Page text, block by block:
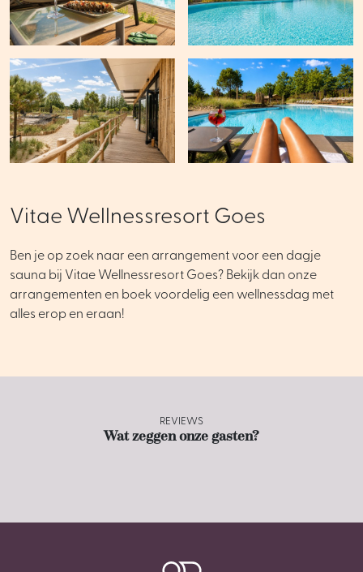
Vitae Wellnessresort Goes
Ben je op zoek naar een arrangement voor een dagje
sauna bij Vitae Wellnessresort Goes? Bekijk dan onze
arrangementen en boek voordelig een wellnessdag met
alles erop en eraan!
REVIEWS
Wat zeggen onze gasten?